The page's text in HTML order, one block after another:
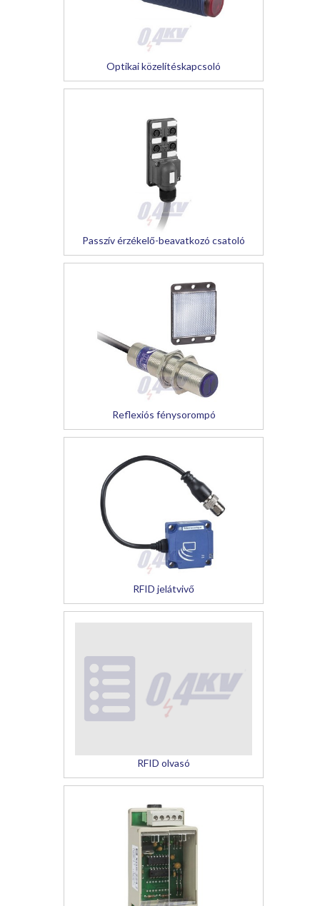
Optikai közelítéskapcsoló
Passzív érzékelő-beavatkozó csatoló
Reflexiós fénysorompó
RFID jelátvivő
RFID olvasó